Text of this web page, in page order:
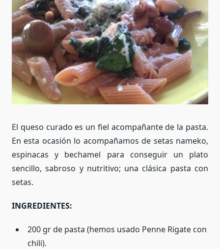
El queso curado es un fiel acompañante de la pasta.
En esta ocasión lo acompañamos de setas nameko,
espinacas y bechamel para conseguir un plato
sencillo, sabroso y nutritivo; una clásica pasta con
setas.
INGREDIENTES:
200 gr de pasta (hemos usado Penne Rigate con
chili).